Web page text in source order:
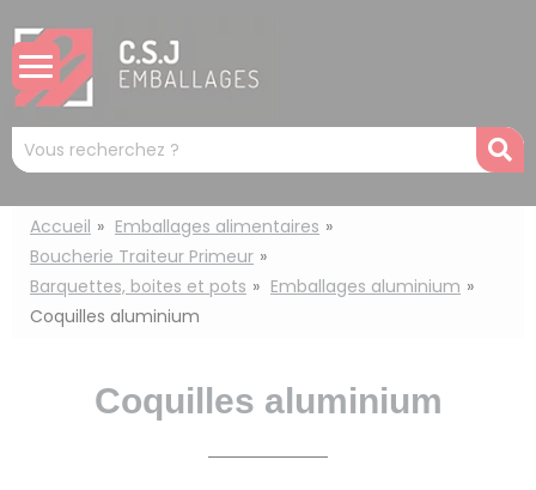
Mots
clés
:
Accueil
Emballages alimentaires
Boucherie Traiteur Primeur
Barquettes, boites et pots
Emballages aluminium
Coquilles aluminium
Coquilles aluminium